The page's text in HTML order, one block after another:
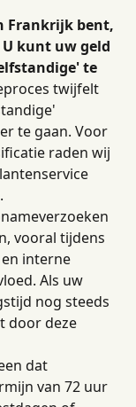
Frankrijk bent,
kunt uw geld
te
twijfelt
te gaan. Voor
raden wij
vooral tijdens
interne
Als uw
nog steeds
door deze
dat
van 72 uur